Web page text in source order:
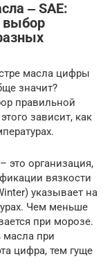
‒ SAE:
выбор
масла цифры
значит?
правильной
зависит, как
это организация,
вязкости
указывает на
Чем меньше
при морозе.
масла при
цифра, тем гуще